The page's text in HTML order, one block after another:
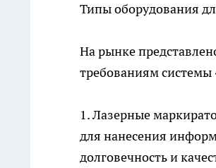
Типы оборудования
На рынке
требованиям
1. Лазерные
для нанесения
долговечность и